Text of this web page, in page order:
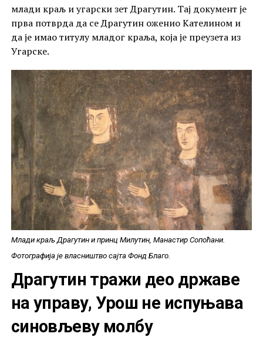
млади краљ и угарски зет Драгутин. Тај документ је
прва потврда да се Драгутин оженио Кателином и
да је имао титулу младог краља, која је преузета из
Угарске.
Млади краљ Драгутин и принц Милутин, Манастир Сопоћани.
Фотографија је власништво сајта Фонд Благо.
Драгутин тражи део државе
на управу, Урош не испуњава
синовљеву молбу